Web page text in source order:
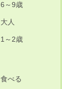
6～9歳
大人
1～2歳
食べる